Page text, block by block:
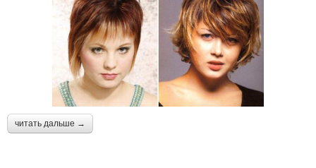
читать дальше →